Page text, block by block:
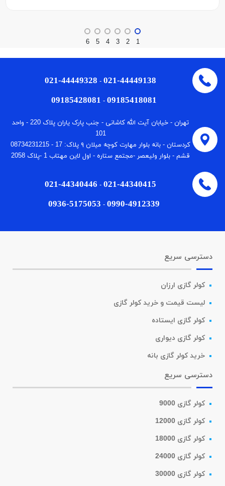
1
2
3
4
5
6
021-44449138
-
021-44449328
09185418081
-
09185428081
تهران - خیابان آیت الله کاشانی - جنب پارک یاران پلاک 220 - واحد
101
كردستان - بانه بلوار مهارت كوچه میلان ٩ پلاک: 17 - 08734231215
قشم - بلوار ولیعصر -مجتمع ستاره - اول لاین مهتاب 1 -پلاک 2058
021-44340415
-
021-44340446
0990-4912339
-
0936-5175053
دسترسی سریع
کولر گازی ارزان
لیست قیمت و خرید کولر گازی
کولر گازی ایستاده
کولر گازی دیواری
خرید کولر گازی بانه
دسترسی سریع
کولر گازی 9000
کولر گازی 12000
کولر گازی 18000
کولر گازی 24000
کولر گازی 30000